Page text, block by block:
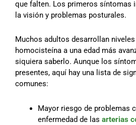
que falten. Los primeros síntomas
la visión y problemas posturales.
Muchos adultos desarrollan
homocisteína a una edad más
siquiera saberlo. Aunque los
presentes, aquí hay una lista de
comunes:
Mayor riesgo de problemas
enfermedad de las arterias